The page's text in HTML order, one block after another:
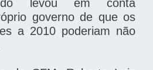
levou em conta
governo de que os
a 2010 poderiam não